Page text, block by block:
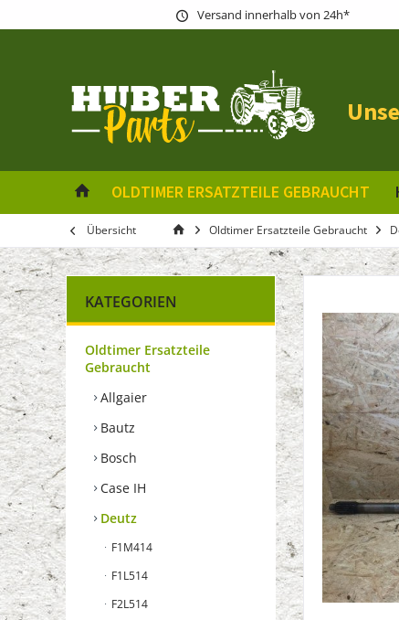
Versand innerhalb von 24h*
OLDTIMER ERSATZTEILE GEBRAUCHT
Übersicht Oldtimer Ersatzteile Gebraucht
KATEGORIEN
Oldtimer Ersatzteile
Gebraucht
Allgaier
Bautz
Bosch
Case IH
Deutz
F1M414
F1L514
F2L514